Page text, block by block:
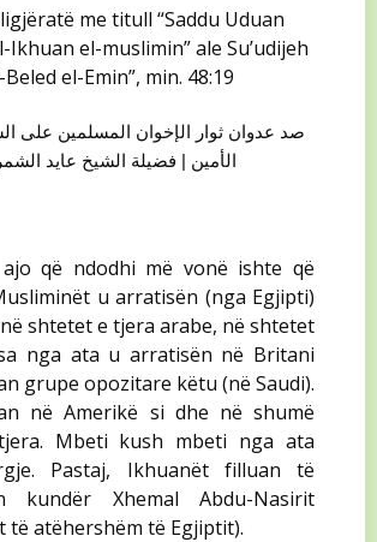
me titull “Saddu Uduan
Ikhuan el-muslimin” ale Su’udijeh
el-Emin”, min. 48:19
صد عدوان ثوار الإخوان المسلمين على
الأمين | فضيلة الشيخ عايد
ajo që ndodhi më vonë ishte që
u arratisën (nga Egjipti)
shtetet e tjera arabe, në shtetet
nga ata u arratisën në Britani
grupe opozitare këtu (në Saudi).
në Amerikë si dhe në shumë
Mbeti kush mbeti nga ata
Pastaj, Ikhuanët filluan të
kundër Xhemal Abdu-Nasirit
të atëhershëm të Egjiptit).